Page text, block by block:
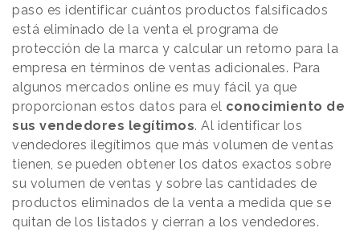
paso es identificar cuántos productos falsificados
está eliminado de la venta el programa de
protección de la marca y calcular un retorno para la
empresa en términos de ventas adicionales. Para
algunos mercados online es muy fácil ya que
proporcionan estos datos para el conocimiento de
sus vendedores legítimos. Al identificar los
vendedores ilegítimos que más volumen de ventas
tienen, se pueden obtener los datos exactos sobre
su volumen de ventas y sobre las cantidades de
productos eliminados de la venta a medida que se
quitan de los listados y cierran a los vendedores.